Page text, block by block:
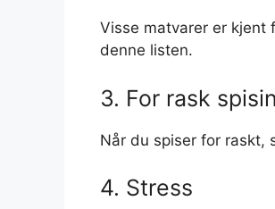
Visse matvarer er kjent
denne listen.
3. For rask
Når du spiser for raskt,
4. Stress